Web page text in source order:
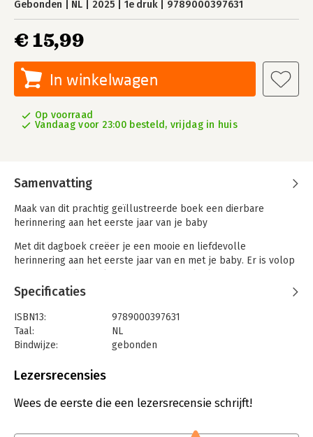
Gebonden NL 2025 1e druk 9789000397631
€ 15,99
In winkelwagen
Op voorraad
Vandaag voor 23:00 besteld, vrijdag in huis
Samenvatting
Maak van dit prachtig geïllustreerde boek een dierbare
herinnering aan het eerste jaar van je baby
Met dit dagboek creëer je een mooie en liefdevolle
herinnering aan het eerste jaar van en met je baby. Er is volop
foto’s in te plakken, en afdrukken te maken van je baby’s
handje en voetje.
In de twee enveloppen kun je aandenkens, (echo)foto’s, een
haarlokje en een brief aan je baby bewaren. Zo creëer je een
blijvende, waardevolle herinnering!
Het boek sluit met een chic striklint.
Nina Štajner (1991) is illustrator en grafisch ontwerper. Zij
Ljubljana, Slovenië, en in Dublin, Ierland. Zij is vooral bekend
Specificaties
ISBN13:
9789000397631
Taal:
NL
Bindwijze:
gebonden
Uitgever:
Verschijningsdatum:
11-2-2025
Lezersrecensies
Wees de eerste die een lezersrecensie schrijft!